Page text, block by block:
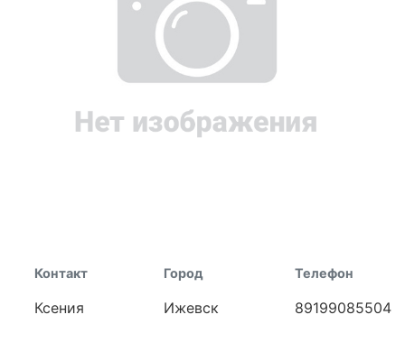
Контакт
Ксения
Город
Ижевск
Телефон
89199085504